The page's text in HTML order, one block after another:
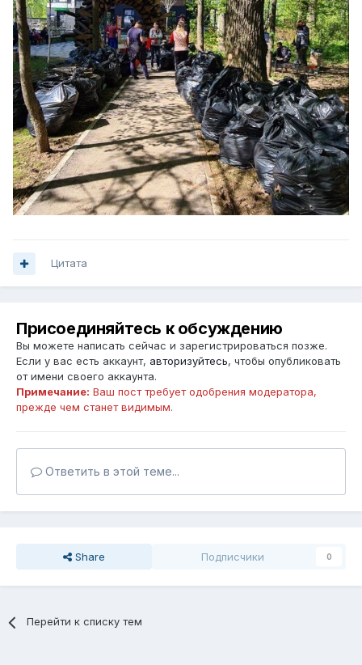
Цитата
Присоединяйтесь к обсуждению
Вы можете написать сейчас и зарегистрироваться позже.
Если у вас есть аккаунт, авторизуйтесь, чтобы опубликовать
от имени своего аккаунта.
Примечание: Ваш пост требует одобрения модератора,
прежде чем станет видимым.
Ответить в этой теме...
Share Подписчики 0
Перейти к списку тем